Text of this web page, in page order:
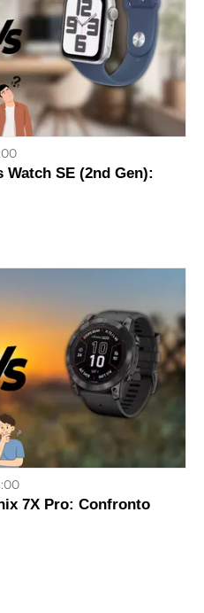
SE (2nd Gen):
7X Pro: Confronto